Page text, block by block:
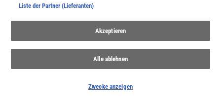
Extremwetter
entstehen und wie wir uns dafür wappnen können.
Liste der Partner (Lieferanten)
Akzeptieren
Alle ablehnen
Zwecke anzeigen